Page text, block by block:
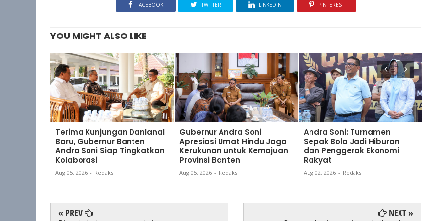
FACEBOOK TWITTER LINKEDIN PINTEREST
YOU MIGHT ALSO LIKE
Terima Kunjungan Danlanal
Baru, Gubernur Banten
Andra Soni Siap Tingkatkan
Kolaborasi
Aug 05, 2026 - Redaksi
Gubernur Andra Soni
Apresiasi Umat Hindu Jaga
Kerukunan untuk Kemajuan
Provinsi Banten
Aug 05, 2026 - Redaksi
Andra Soni: Turnamen
Sepak Bola Jadi Hiburan
dan Penggerak Ekonomi
Rakyat
Aug 02, 2026 - Redaksi
« PREV NEXT »